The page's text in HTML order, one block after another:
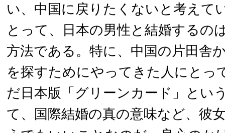
い、中国に戻りたくないと考えて
とって、日本の男性と結婚するの
方法である。特に、中国の片田舎
を探すためにやってきた人にとっ
だ日本版「グリーンカード」とい
て、国際結婚の真の意味など、彼